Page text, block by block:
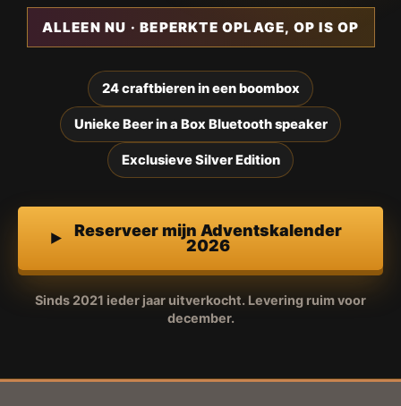
ALLEEN NU · BEPERKTE OPLAGE, OP IS OP
24 craftbieren in een boombox
Unieke Beer in a Box Bluetooth speaker
Exclusieve Silver Edition
Reserveer mijn Adventskalender
2026
Sinds 2021 ieder jaar uitverkocht. Levering ruim voor
december.